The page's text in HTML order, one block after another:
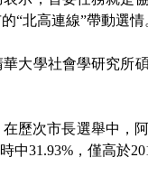
“北高連線”帶動選情
學社會學研究所碩
次市長選舉中，阿
中31.93%，僅高於